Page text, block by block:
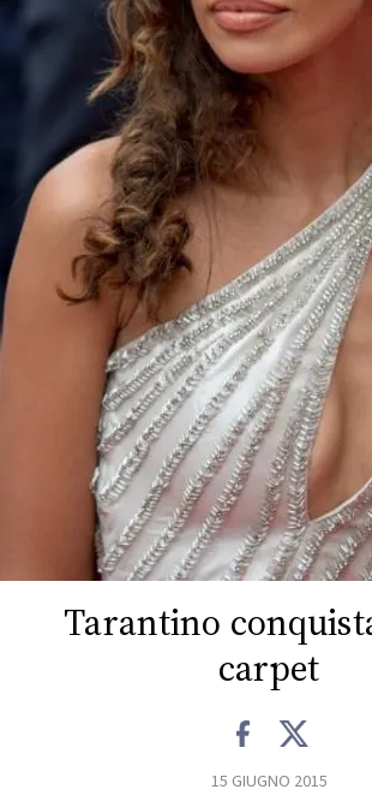
FOTO
CONCORSI
EVENTI
VIDEO
PRINCIPATO
MONACO
CONSIGLIA
Tarantino
carpet
15 GIUGNO 2015